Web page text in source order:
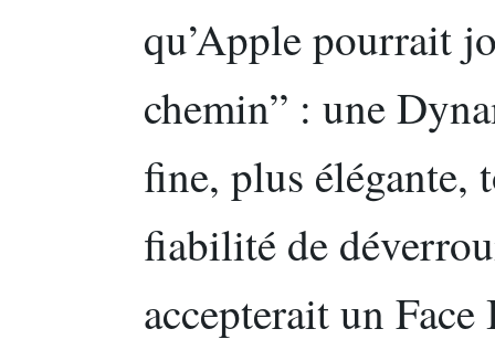
qu’Apple pourrait
chemin” : une
fine, plus élégante,
fiabilité de
accepterait un